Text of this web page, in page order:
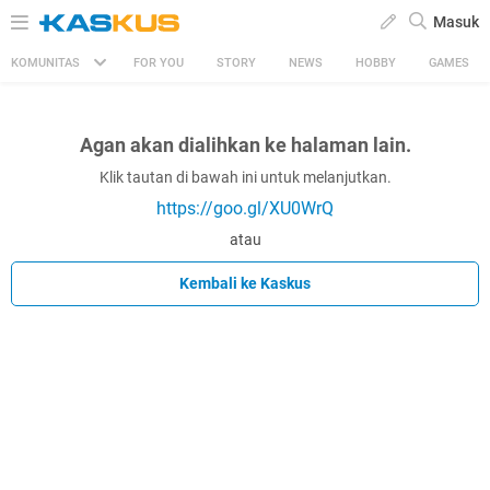
Masuk
KOMUNITAS FOR YOU STORY NEWS HOBBY GAMES
Agan akan dialihkan ke halaman lain.
Klik tautan di bawah ini untuk melanjutkan.
https://goo.gl/XU0WrQ
atau
Kembali ke Kaskus